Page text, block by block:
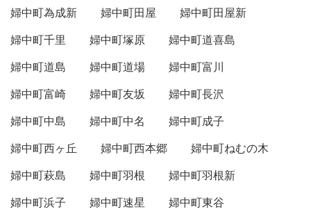
婦中町為成新
婦中町田屋
婦中町田屋新
婦中町千里
婦中町塚原
婦中町道喜島
婦中町道島
婦中町道場
婦中町富川
婦中町富崎
婦中町友坂
婦中町長沢
婦中町中島
婦中町中名
婦中町成子
婦中町西ヶ丘
婦中町西本郷
婦中町ねむの木
婦中町萩島
婦中町羽根
婦中町羽根新
婦中町浜子
婦中町速星
婦中町東谷